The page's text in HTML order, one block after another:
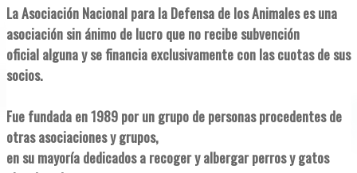
La Asociación Nacional para la Defensa de los Animales es una
asociación sin ánimo de lucro que no recibe subvención
oficial alguna y se financia exclusivamente con las cuotas de sus
socios.
Fue fundada en 1989 por un grupo de personas procedentes de
otras asociaciones y grupos,
en su mayoría dedicados a recoger y albergar perros y gatos